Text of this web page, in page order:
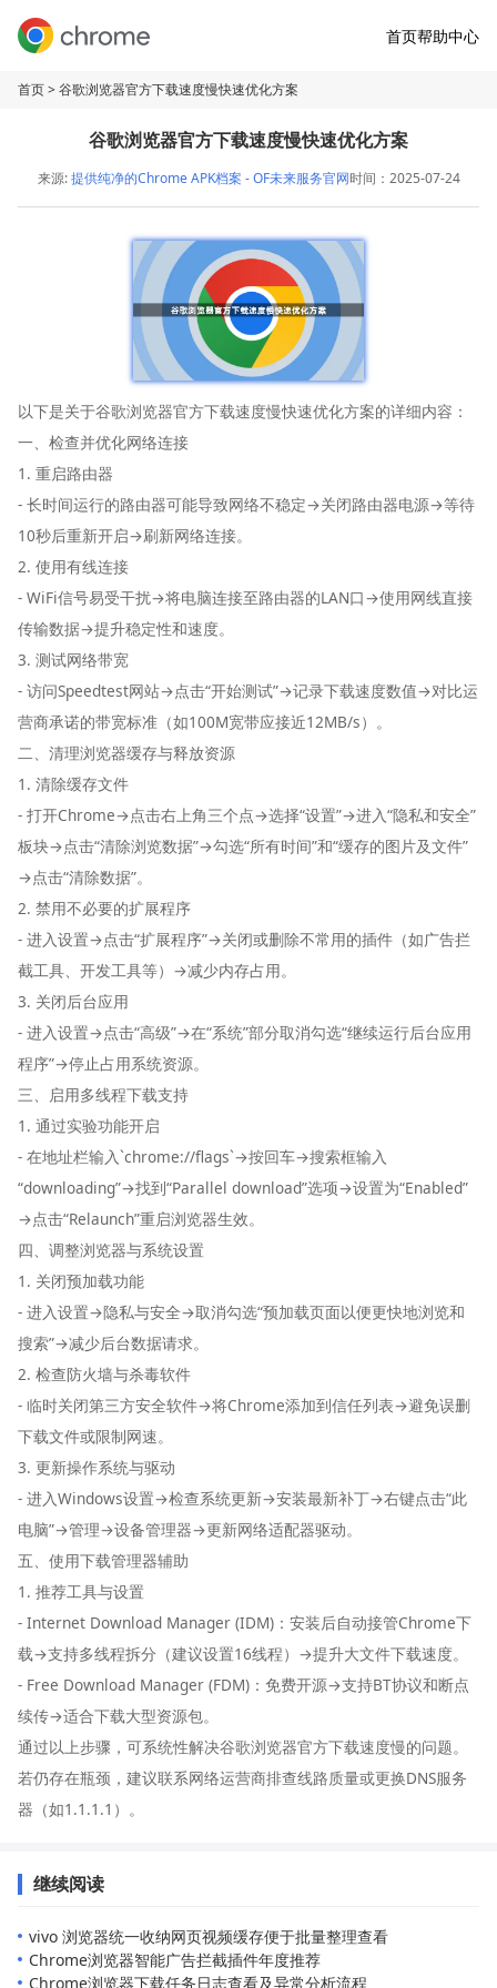
首页帮助中心
首页> 谷歌浏览器官方下载速度慢快速优化方案
谷歌浏览器官方下载速度慢快速优化方案
来源:提供纯净的Chrome APK档案 - OF未来服务官网时间：2025-07-24
以下是关于谷歌浏览器官方下载速度慢快速优化方案的详细内容：
一、检查并优化网络连接
1. 重启路由器
- 长时间运行的路由器可能导致网络不稳定→关闭路由器电源→等待
10秒后重新开启→刷新网络连接。
2. 使用有线连接
- WiFi信号易受干扰→将电脑连接至路由器的LAN口→使用网线直接
传输数据→提升稳定性和速度。
3. 测试网络带宽
- 访问Speedtest网站→点击“开始测试”→记录下载速度数值→对比运
营商承诺的带宽标准（如100M宽带应接近12MB/s）。
二、清理浏览器缓存与释放资源
1. 清除缓存文件
- 打开Chrome→点击右上角三个点→选择“设置”→进入“隐私和安全”
板块→点击“清除浏览数据”→勾选“所有时间”和“缓存的图片及文件”
→点击“清除数据”。
2. 禁用不必要的扩展程序
- 进入设置→点击“扩展程序”→关闭或删除不常用的插件（如广告拦
截工具、开发工具等）→减少内存占用。
3. 关闭后台应用
- 进入设置→点击“高级”→在“系统”部分取消勾选“继续运行后台应用
程序”→停止占用系统资源。
三、启用多线程下载支持
1. 通过实验功能开启
- 在地址栏输入`chrome://flags`→按回车→搜索框输入
“downloading”→找到“Parallel download”选项→设置为“Enabled”
→点击“Relaunch”重启浏览器生效。
四、调整浏览器与系统设置
1. 关闭预加载功能
- 进入设置→隐私与安全→取消勾选“预加载页面以便更快地浏览和
搜索”→减少后台数据请求。
2. 检查防火墙与杀毒软件
- 临时关闭第三方安全软件→将Chrome添加到信任列表→避免误删
下载文件或限制网速。
3. 更新操作系统与驱动
- 进入Windows设置→检查系统更新→安装最新补丁→右键点击“此
电脑”→管理→设备管理器→更新网络适配器驱动。
五、使用下载管理器辅助
1. 推荐工具与设置
- Internet Download Manager (IDM)：安装后自动接管Chrome下
载→支持多线程拆分（建议设置16线程）→提升大文件下载速度。
- Free Download Manager (FDM)：免费开源→支持BT协议和断点
续传→适合下载大型资源包。
通过以上步骤，可系统性解决谷歌浏览器官方下载速度慢的问题。
若仍存在瓶颈，建议联系网络运营商排查线路质量或更换DNS服务
器（如1.1.1.1）。
继续阅读
vivo 浏览器统一收纳网页视频缓存便于批量整理查看
Chrome浏览器智能广告拦截插件年度推荐
Chrome浏览器下载任务日志查看及异常分析流程